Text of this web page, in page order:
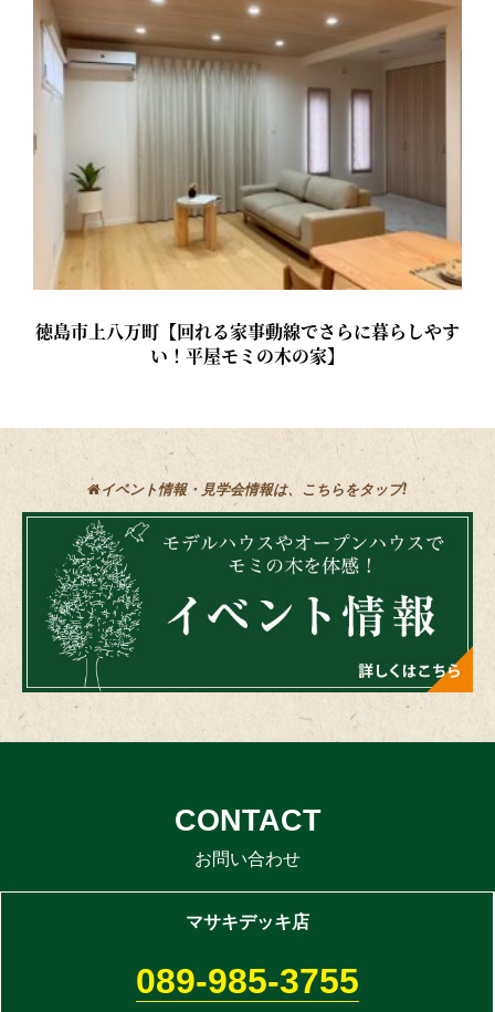
徳島市上八万町【回れる家事動線でさらに暮らしやす
い！平屋モミの木の家】
イベント情報・見学会情報は、こちらをタップ!
CONTACT
お問い合わせ
マサキデッキ店
089-985-3755